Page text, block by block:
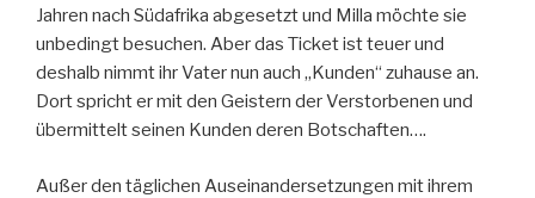
Jahren nach Südafrika abgesetzt und Milla möchte sie
unbedingt besuchen. Aber das Ticket ist teuer und
deshalb nimmt ihr Vater nun auch „Kunden“ zuhause an.
Dort spricht er mit den Geistern der Verstorbenen und
übermittelt seinen Kunden deren Botschaften….
Außer den täglichen Auseinandersetzungen mit ihrem